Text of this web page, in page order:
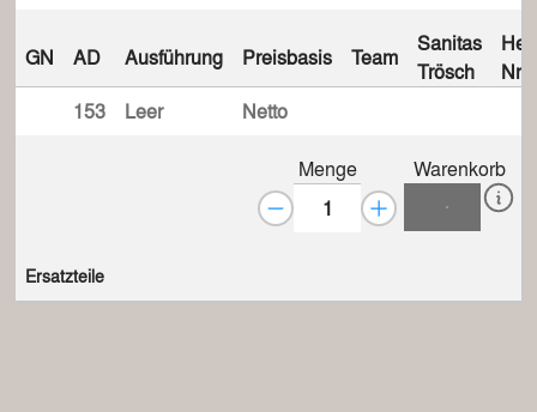
GN AD Ausführung Preisbasis Team
Sanitas
Trösch
Nr.
153
Leer Netto
Menge Warenkorb
Ersatzteile